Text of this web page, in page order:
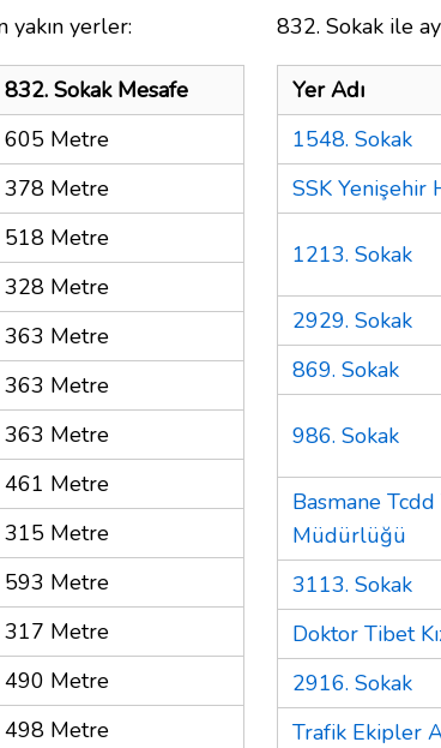
yakın yerler:
832. Sokak Mesafe
605 Metre
378 Metre
518 Metre
328 Metre
363 Metre
363 Metre
363 Metre
461 Metre
315 Metre
593 Metre
317 Metre
490 Metre
498 Metre
832. Sokak ile
Yer Adı
1548. Sokak
SSK Yenişehir
1213. Sokak
2929. Sokak
869. Sokak
986. Sokak
Basmane
Müdürlüğü
3113. Sokak
Doktor Tibet
2916. Sokak
Trafik Ekipler